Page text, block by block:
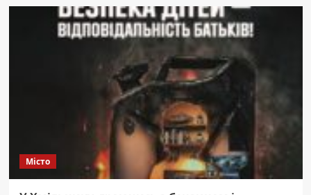
на
Вінниччині:
ФОП
Місто